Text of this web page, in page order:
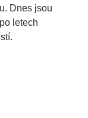
Dnes jsou
letech